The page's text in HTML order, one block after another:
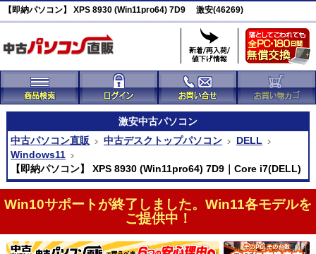
【即納パソコン】 XPS 8930 (Win11pro64) 7D9 激安(46269)
激安中古パソコン
中古パソコン直販
中古デスクトップパソコン
DELL
Windows11
【即納パソコン】 XPS 8930 (Win11pro64) 7D9｜Core i7(DELL)
Win10サポートが終了しました。Win11各モデルを
ご提供中！